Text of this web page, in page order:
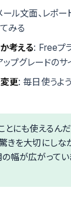
ール文面、レポー
みる
考える: Freeプ
ップグレードの
更: 毎日使うよ
とにも使えるんだ
きを大切にしな
幅が広がって